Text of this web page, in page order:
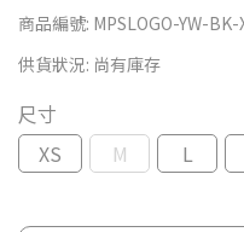
商品編號: MPSLOGO-YW-BK-
供貨狀況: 尚有庫存
尺寸
XS
M L